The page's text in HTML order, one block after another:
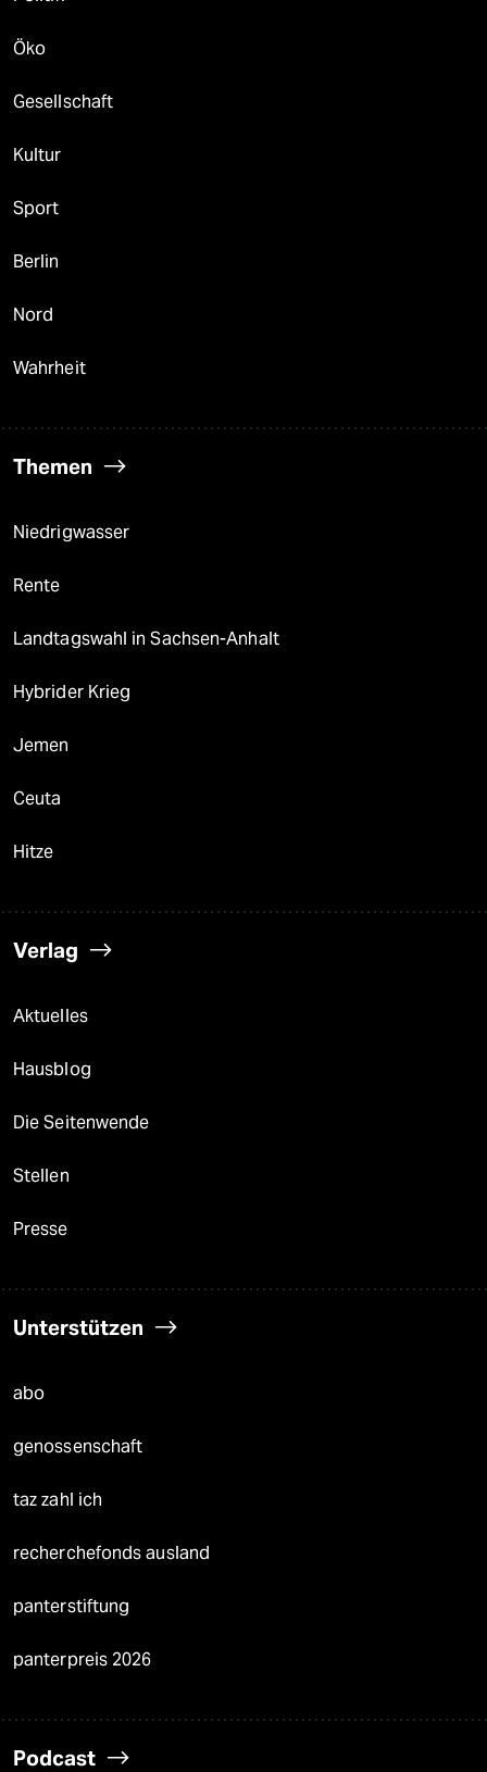
Öko
Gesellschaft
Kultur
Sport
Berlin
Nord
Wahrheit
Themen
Niedrigwasser
Rente
Landtagswahl in Sachsen-Anhalt
Hybrider Krieg
Jemen
Ceuta
Hitze
Verlag
Aktuelles
Hausblog
Die Seitenwende
Stellen
Presse
Unterstützen
abo
genossenschaft
taz zahl ich
recherchefonds ausland
panterstiftung
panterpreis 2026
Podcast